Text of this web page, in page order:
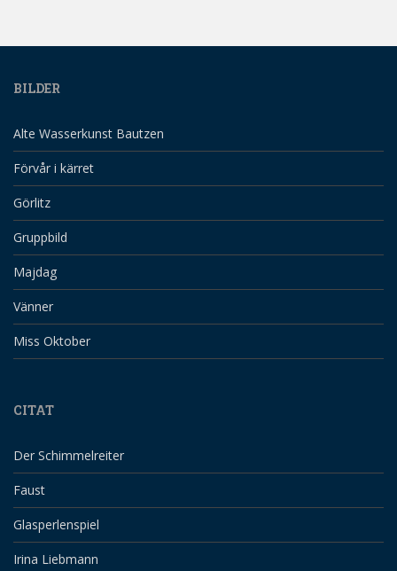
BILDER
Alte Wasserkunst Bautzen
Förvår i kärret
Görlitz
Gruppbild
Majdag
Vänner
Miss Oktober
CITAT
Der Schimmelreiter
Faust
Glasperlenspiel
Irina Liebmann